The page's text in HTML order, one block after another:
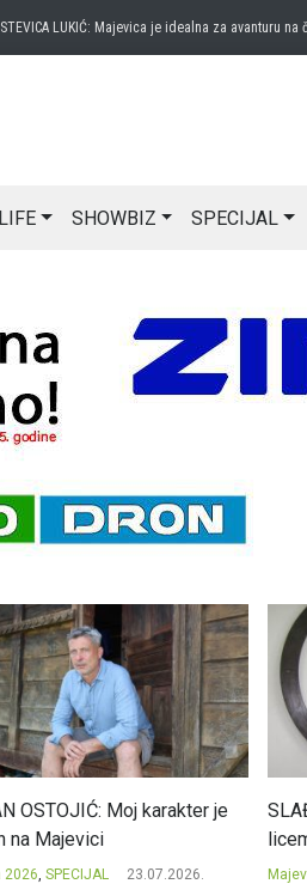
LUKIĆ: Majevica je idealna za avanturu na
LIFE SHOWBIZ SPECIJAL
OSTOJIĆ: Moj karakter je
na Majevici
2026, SPECIJAL 23.07.2026.